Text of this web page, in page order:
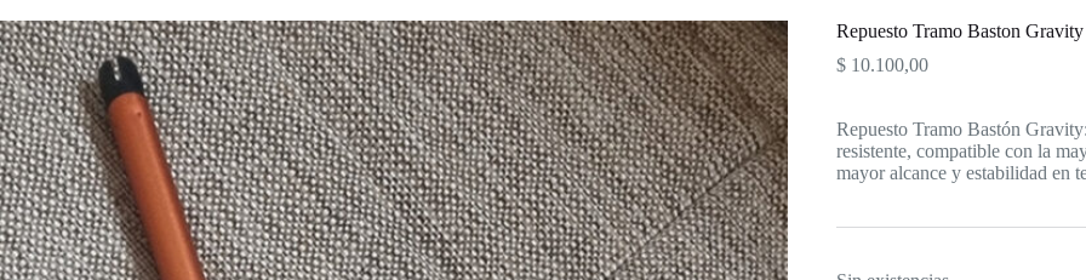
Repuesto Tramo Baston Gravity
$ 10.100,00
Repuesto Tramo Bastón
resistente, compatible con la
mayor alcance y estabilidad en